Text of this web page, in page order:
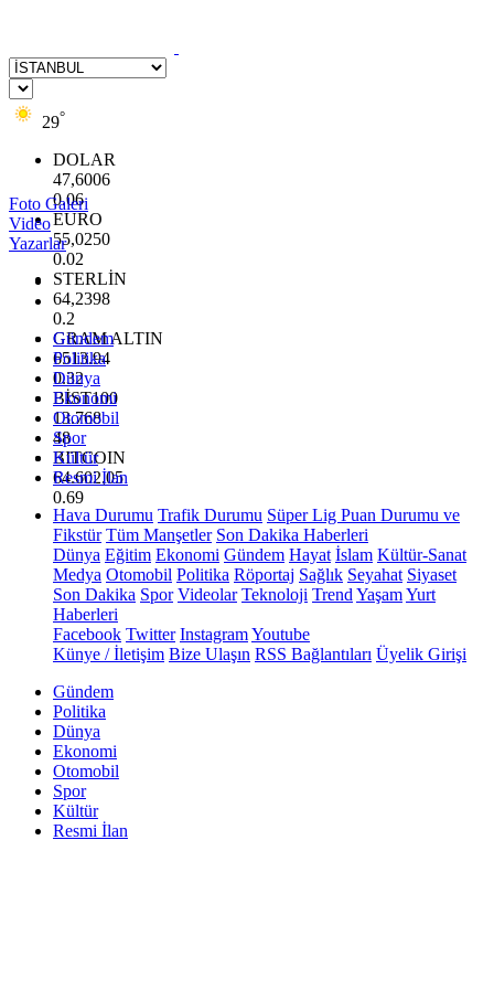
29°
DOLAR
47,6006
0.06
EURO
55,0250
0.02
STERLİN
64,2398
0.2
GRAM ALTIN
6513.94
0.32
BİST100
13.768
48
BITCOIN
64.602,05
0.69
Foto Galeri
Video
Yazarlar
Gündem
Politika
Dünya
Ekonomi
Otomobil
Spor
Kültür
Resmi İlan
Hava Durumu Trafik Durumu Süper Lig Puan Durumu ve
Fikstür Tüm Manşetler Son Dakika Haberleri
Dünya Eğitim Ekonomi Gündem Hayat İslam Kültür-Sanat
Medya Otomobil Politika Röportaj Sağlık Seyahat Siyaset
Son Dakika Spor Videolar Teknoloji Trend YaşamYurt
Haberleri
Facebook Twitter InstagramYoutube
Künye / İletişim Bize Ulaşın RSS Bağlantıları Üyelik Girişi
Gündem
Politika
Dünya
Ekonomi
Otomobil
Spor
Kültür
Resmi İlan